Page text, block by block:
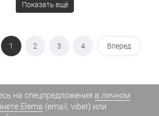
Показать ещё
1 2 3 4 Вперед
на спецпредложения в личном
Elema (email, viber) или